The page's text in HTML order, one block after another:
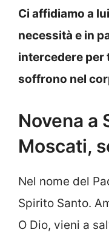
Ci affidiamo a
necessità e in
intercedere per
soffrono nel
Novena a
Moscati,
Nel nome del
Spirito Santo.
O Dio, vieni a